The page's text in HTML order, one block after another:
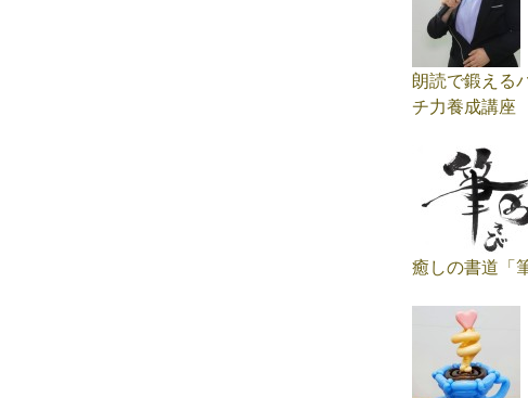
朗読で鍛える
チ力養成講座
癒しの書道「